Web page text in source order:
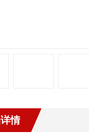
情